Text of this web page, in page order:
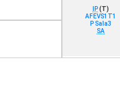
IP(T)
AFEVS1T1
P Sala3
SA